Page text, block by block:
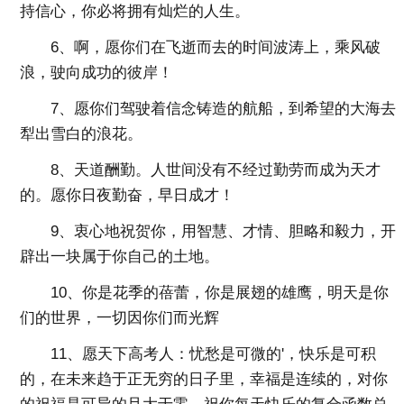
持信心，你必将拥有灿烂的人生。
6、啊，愿你们在飞逝而去的时间波涛上，乘风破
浪，驶向成功的彼岸！
7、愿你们驾驶着信念铸造的航船，到希望的大海去
犁出雪白的浪花。
8、天道酬勤。人世间没有不经过勤劳而成为天才
的。愿你日夜勤奋，早日成才！
9、衷心地祝贺你，用智慧、才情、胆略和毅力，开
辟出一块属于你自己的土地。
10、你是花季的蓓蕾，你是展翅的雄鹰，明天是你
们的世界，一切因你们而光辉
11、愿天下高考人：忧愁是可微的'，快乐是可积
的，在未来趋于正无穷的日子里，幸福是连续的，对你